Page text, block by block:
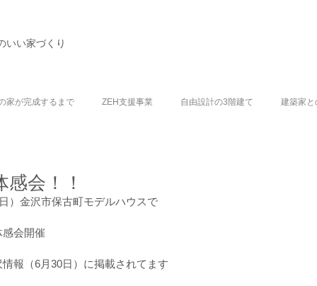
いい家づくり
家が完成するまで ZEH支援事業 自由設計の3階建て 建築家と
会！！
）金沢市保古町モデルハウスで
感会開催
報（6月30日）に掲載されてます